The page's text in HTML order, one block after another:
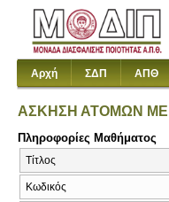
Αρχή ΣΔΠ ΑΠΘ
ΑΣΚΗΣΗ ΑΤΟΜΩΝ ΜΕ
Πληροφορίες Μαθήματος
Τίτλος
Κωδικός